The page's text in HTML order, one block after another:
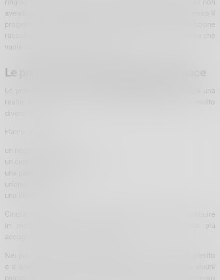
avendo potuto partecipare, hanno manifestato interesse verso il
progetto e la volontà di conoscerlo meglio. L’attenzione
raccolta rappresenta un segnale importante per un’iniziativa che
vuole coinvolgere l’intero territorio.
Le prime adesioni al progetto Safe Space
Le prime adesioni alla rete
sono già una
realtà e mostrano la possibilità di coinvolgere ambiti molto
diversi tra loro.
Hanno già aderito:
un negozio di biciclette,
un centro di riparazione computer,
una parrucchiera,
un’operatrice shiatsu,
una libreria.
Cinque realtà differenti, accomunate dalla volontà di contribuire
in modo concreto alla costruzione di una provincia più
accogliente, inclusiva e consapevole.
Nei prossimi mesi, insieme alle persone che hanno già aderito
e a quelle che hanno espresso interesse, tra cui anche alcuni
psicologi, Valtellina Arcobaleno APS avvierà un breve percorso